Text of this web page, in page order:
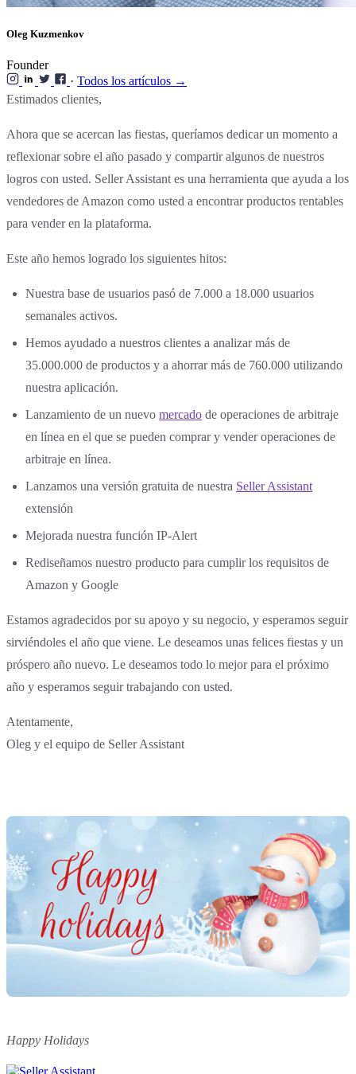
Oleg Kuzmenkov
Founder
· Todos los artículos →
Estimados clientes,
Ahora que se acercan las fiestas, queríamos dedicar un momento a
reflexionar sobre el año pasado y compartir algunos de nuestros
logros con usted. Seller Assistant es una herramienta que ayuda a los
vendedores de Amazon como usted a encontrar productos rentables
para vender en la plataforma.
Este año hemos logrado los siguientes hitos:
Nuestra base de usuarios pasó de 7.000 a 18.000 usuarios
semanales activos.
Hemos ayudado a nuestros clientes a analizar más de
35.000.000 de productos y a ahorrar más de 760.000 utilizando
nuestra aplicación.
Lanzamiento de un nuevo mercado de operaciones de arbitraje
en línea en el que se pueden comprar y vender operaciones de
arbitraje en línea.
Lanzamos una versión gratuita de nuestra Seller Assistant
extensión
Mejorada nuestra función IP-Alert
Rediseñamos nuestro producto para cumplir los requisitos de
Amazon y Google
Estamos agradecidos por su apoyo y su negocio, y esperamos seguir
sirviéndoles el año que viene. Le deseamos unas felices fiestas y un
próspero año nuevo. Le deseamos todo lo mejor para el próximo
año y esperamos seguir trabajando con usted.
Atentamente,
Oleg y el equipo de Seller Assistant
Happy Holidays